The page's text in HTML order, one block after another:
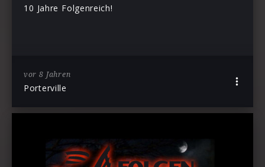
10 Jahre Folgenreich!
vor 8 Jahren
Porterville